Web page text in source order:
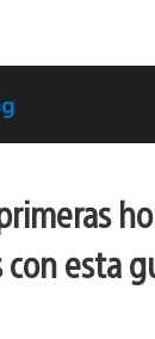
con esta